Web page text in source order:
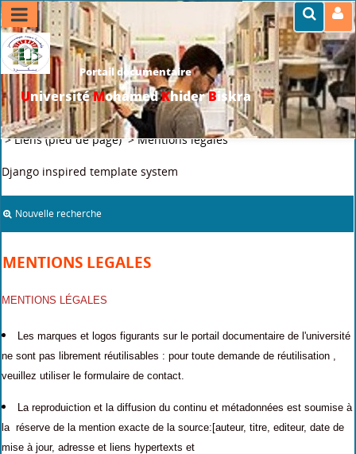
Portail documentaire
UniversitéMohamedKhiderBiskra
>>Accueil>Titres des cadres>Cadres fixes> Pied de page
>Liens (pied de page)>Mentions legales
Django inspired template system
Nouvelle recherche
MENTIONS LEGALES
MENTIONS LÉGALES
Les marques et logos figurants sur le portail documentaire de l'université
ne sont pas librement réutilisables : pour toute demande de réutilisation ,
veuillez utiliser le formulaire de contact.
La reproduiction et la diffusion du continu et métadonnées est soumise à
la réserve de la mention exacte de la source:[auteur, titre, editeur, date de
mise à jour, adresse et liens hypertexts et